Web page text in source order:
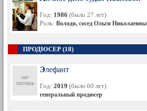
Год: 1986 (было 27 лет)
Роль: Володя, сосед Ольги Николаевны
ПРОДЮСЕР (18)
Элефант
Год: 2019 (было 60 лет)
генеральный продюсер